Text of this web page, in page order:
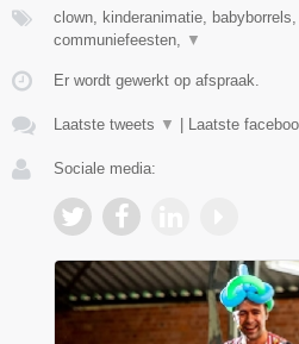
clown, kinderanimatie,
communiefeesten, ▼
Er wordt gewerkt op afspraak.
Laatste tweets ▼ Laatste
Sociale media: